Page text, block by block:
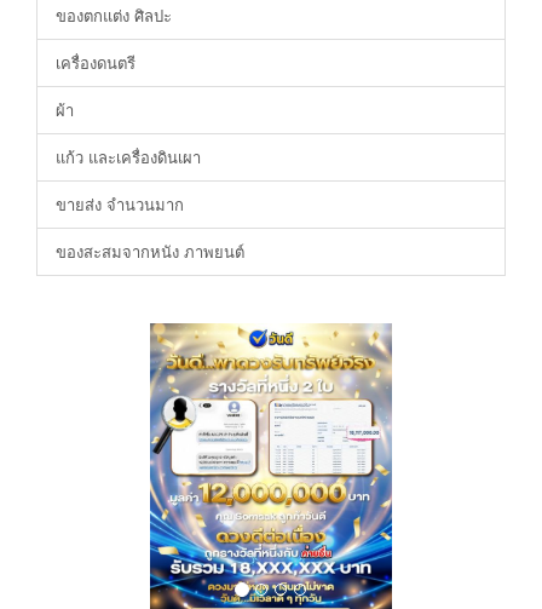
ของตกแต่ง ศิลปะ
เครื่องดนตรี
ผ้า
แก้ว และเครื่องดินเผา
ขายส่ง จำนวนมาก
ของสะสมจากหนัง ภาพยนต์